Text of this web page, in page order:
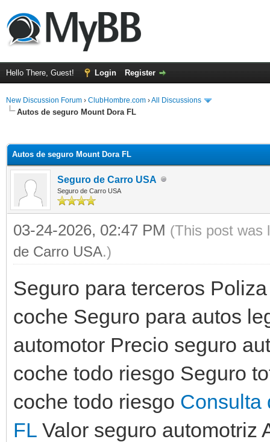
Hello There, Guest! Login Register
New Discussion Forum › ClubHombre.com ›All Discussions
Autos de seguro Mount Dora FL
Autos de seguro Mount Dora FL
Seguro de Carro USA
Seguro de Carro USA
03-24-2026, 02:47 PM (This post was
de Carro USA.)
Seguro para terceros
coche Seguro para autos
automotor Precio seguro
coche todo riesgo Seguro
coche todo riesgo Consulta
FL Valor seguro automotriz